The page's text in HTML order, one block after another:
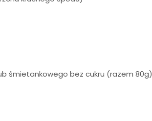
śmietankowego bez cukru (razem 80g)